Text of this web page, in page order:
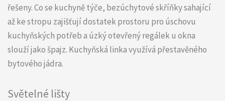
řešeny. Co se kuchyně týče, bezúchytové skříňky sahající
až ke stropu zajišťují dostatek prostoru pro úschovu
kuchyňských potřeb a úzký otevřený regálek u okna
slouží jako špajz. Kuchyňská linka využívá přestavěného
bytového jádra.
Světelné lišty